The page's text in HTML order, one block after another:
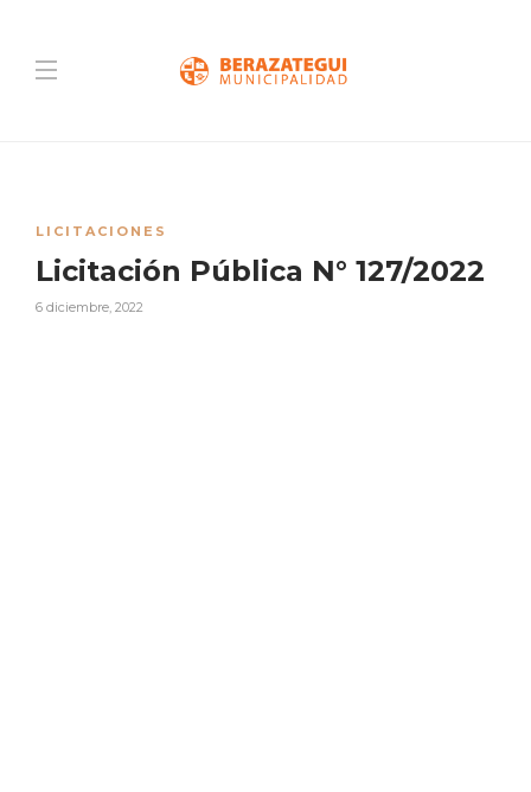
LICITACIONES
Licitación Pública N° 127/2022
6 diciembre, 2022